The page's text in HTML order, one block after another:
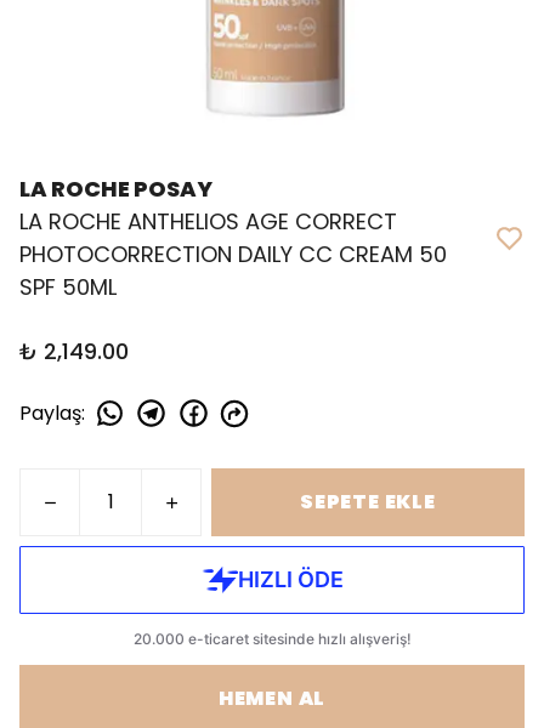
LA ROCHE POSAY
LA ROCHE ANTHELIOS AGE CORRECT
PHOTOCORRECTION DAILY CC CREAM 50
SPF 50ML
₺ 2,149.00
Paylaş:
SEPETE EKLE
HEMEN AL